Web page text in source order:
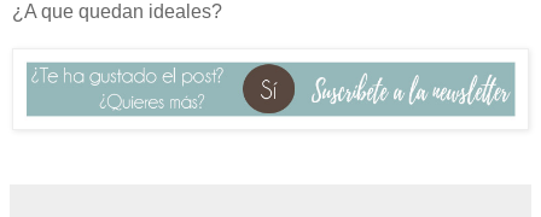
¿A que quedan ideales?